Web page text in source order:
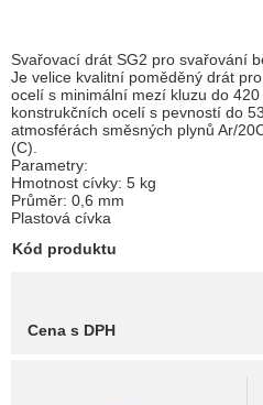
Svařovací drát SG2 pro svařování
Je velice kvalitní poměděný drát
ocelí s minimální mezí kluzu do
konstrukčních ocelí s pevností do
atmosférách směsných plynů Ar/
(C).
Parametry:
Hmotnost cívky: 5 kg
Průměr: 0,6 mm
Plastová cívka
Kód produktu
Cena s DPH